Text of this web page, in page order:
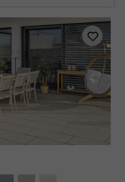
elefántcsont árnyalt
ezüstszürke árnyalt
fehér-fekete
gránit árnyalt